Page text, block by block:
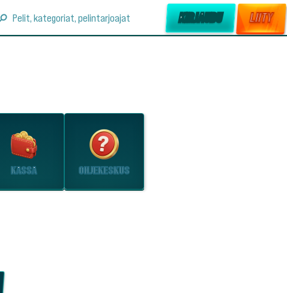
Pelit, kategoriat, pelintarjoajat KIRJAUDU LIITY
KASSA OHJEKESKUS